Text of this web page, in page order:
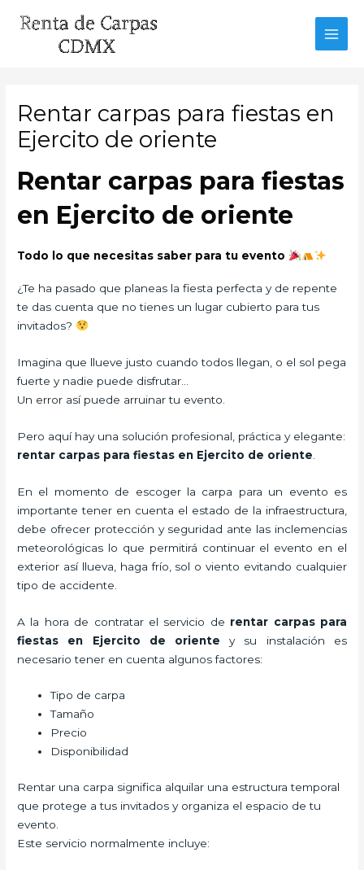
Rentar carpas para fiestas en
Ejercito de oriente
Rentar carpas para fiestas
en Ejercito de oriente
Todo lo que necesitas saber para tu evento
¿Te ha pasado que planeas la fiesta perfecta y de repente
te das cuenta que no tienes un lugar cubierto para tus
invitados?
Imagina que llueve justo cuando todos llegan, o el sol pega
fuerte y nadie puede disfrutar…
Un error así puede arruinar tu evento.
Pero aquí hay una solución profesional, práctica y elegante:
rentar carpas para fiestas en Ejercito de oriente
En el momento de escoger la carpa para un evento es
importante tener en cuenta el estado de la infraestructura,
debe ofrecer protección y seguridad ante las inclemencias
meteorológicas lo que permitirá continuar el evento en el
exterior así llueva, haga frío, sol o viento evitando cualquier
tipo de accidente.
A la hora de contratar el servicio de rentar carpas para
fiestas en Ejercito de oriente y su instalación es
necesario tener en cuenta algunos factores:
Tipo de carpa
Tamaño
Precio
Disponibilidad
Rentar una carpa significa alquilar una estructura temporal
que protege a tus invitados y organiza el espacio de tu
evento.
Este servicio normalmente incluye: